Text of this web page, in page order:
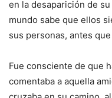
en la desaparición de
mundo sabe que ellos
sus personas, antes
Fue consciente de que
comentaba a aquella